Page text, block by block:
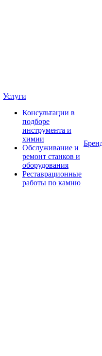
Услуги
Консультации в
подборе
инструмента и
химии
Обслуживание и
ремонт станков и
оборудования
Реставрационные
работы по камню